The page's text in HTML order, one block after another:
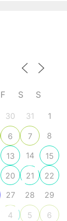
F S S
30 31
1
6 7
8
13 14
15
20 21
22
27 28
29
4 5 6